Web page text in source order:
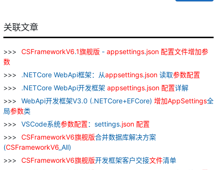
关联文章
CSFrameworkV6.1旗舰版 - appsettings.json 配置文件增加参
数
.NETCore WebApi框架：从appsettings.json 读取参数配置
.NETCore WebApi开发框架 appsettings.json 配置详解
WebApi开发框架V3.0 (.NETCore+EFCore) 增加AppSettings全
局参数类
VSCode系统参数配置：settings.json 配置
CSFrameworkV6旗舰版合并数据库解决方案
(CSFrameworkV6 _All)
CSFrameworkV6旗舰版开发框架客户交接文件清单